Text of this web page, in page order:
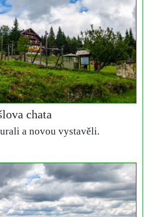
chata
a novou vystavěli.